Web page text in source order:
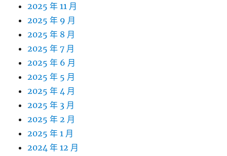
2025 年 11 月
2025 年 9 月
2025 年 8 月
2025 年 7 月
2025 年 6 月
2025 年 5 月
2025 年 4 月
2025 年 3 月
2025 年 2 月
2025 年 1 月
2024 年 12 月